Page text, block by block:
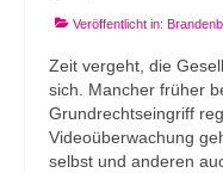
Veröffentlicht in:
Zeit vergeht, die
sich. Mancher früher
Grundrechtseingriff
Videoüberwachung
selbst und anderen